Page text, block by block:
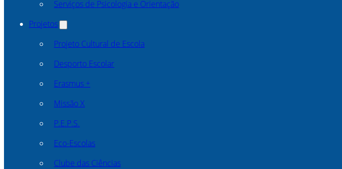
Serviços de Psicologia e Orientação
Projetos
Projeto Cultural de Escola
Desporto Escolar
Erasmus +
Missão X
P.E.P.S.
Eco-Escolas
Clube das Ciências